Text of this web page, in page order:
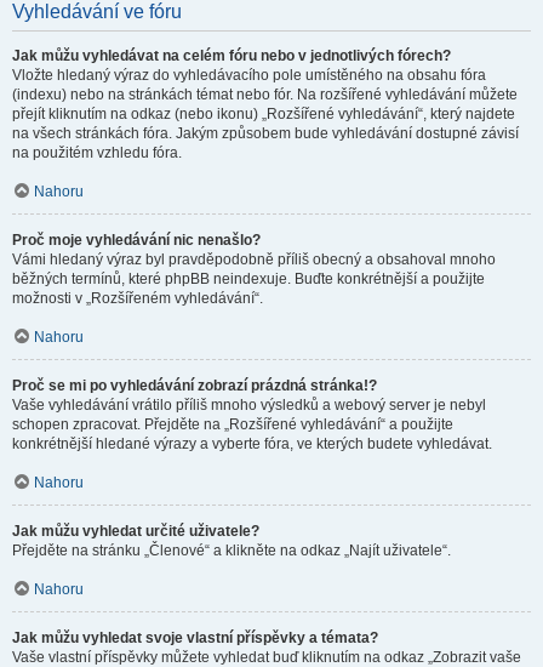
Vyhledávání ve fóru
Jak můžu vyhledávat na celém fóru nebo v jednotlivých fórech?
Vložte hledaný výraz do vyhledávacího pole umístěného na obsahu fóra
(indexu) nebo na stránkách témat nebo fór. Na rozšířené vyhledávání můžete
přejít kliknutím na odkaz (nebo ikonu) „Rozšířené vyhledávání“, který najdete
na všech stránkách fóra. Jakým způsobem bude vyhledávání dostupné závisí
na použitém vzhledu fóra.
Nahoru
Proč moje vyhledávání nic nenašlo?
Vámi hledaný výraz byl pravděpodobně příliš obecný a obsahoval mnoho
běžných termínů, které phpBB neindexuje. Buďte konkrétnější a použijte
možnosti v „Rozšířeném vyhledávání“.
Nahoru
Proč se mi po vyhledávání zobrazí prázdná stránka!?
Vaše vyhledávání vrátilo příliš mnoho výsledků a webový server je nebyl
schopen zpracovat. Přejděte na „Rozšířené vyhledávání“ a použijte
konkrétnější hledané výrazy a vyberte fóra, ve kterých budete vyhledávat.
Nahoru
Jak můžu vyhledat určité uživatele?
Přejděte na stránku „Členové“ a klikněte na odkaz „Najít uživatele“.
Nahoru
Jak můžu vyhledat svoje vlastní příspěvky a témata?
Vaše vlastní příspěvky můžete vyhledat buď kliknutím na odkaz „Zobrazit vaše